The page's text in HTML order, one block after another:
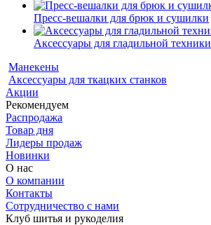
Пресс-вешалки для брюк и сушилки
Аксессуары для гладильной техники
Манекены
Аксессуары для ткацких станков
Акции
Рекомендуем
Распродажа
Товар дня
Лидеры продаж
Новинки
О нас
О компании
Контакты
Сотрудничество с нами
Клуб шитья и рукоделия